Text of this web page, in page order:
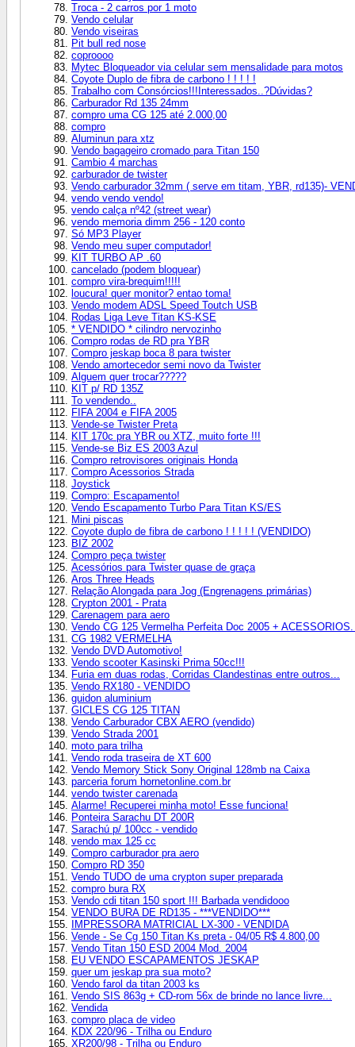
Troca - 2 carros por 1 moto
Vendo celular
Vendo viseiras
Pit bull red nose
coproooo
Mytec Bloqueador via celular sem mensalidade para motos
Coyote Duplo de fibra de carbono ! ! ! ! !
Trabalho com Consórcios!!!Interessados..?Dúvidas?
Carburador Rd 135 24mm
compro uma CG 125 até 2.000,00
compro
Aluminun para xtz
Vendo bagageiro cromado para Titan 150
Cambio 4 marchas
carburador de twister
Vendo carburador 32mm ( serve em titam, YBR, rd135)-
vendo vendo vendo!
vendo calça nº42 (street wear)
vendo memoria dimm 256 - 120 conto
Só MP3 Player
Vendo meu super computador!
KIT TURBO AP .60
cancelado (podem bloquear)
compro vira-brequim!!!!!
loucura! quer monitor? entao toma!
Vendo modem ADSL Speed Toutch USB
Rodas Liga Leve Titan KS-KSE
* VENDIDO * cilindro nervozinho
Compro rodas de RD pra YBR
Compro jeskap boca 8 para twister
Vendo amortecedor semi novo da Twister
Alguem quer trocar?????
KIT p/ RD 135Z
To vendendo..
FIFA 2004 e FIFA 2005
Vende-se Twister Preta
KIT 170c pra YBR ou XTZ, muito forte !!!
Vende-se Biz ES 2003 Azul
Compro retrovisores originais Honda
Compro Acessorios Strada
Joystick
Compro: Escapamento!
Vendo Escapamento Turbo Para Titan KS/ES
Mini piscas
Coyote duplo de fibra de carbono ! ! ! ! ! (VENDIDO)
BIZ 2002
Compro peça twister
Acessórios para Twister quase de graça
Aros Three Heads
Relação Alongada para Jog (Engrenagens primárias)
Crypton 2001 - Prata
Carenagem para aero
Vendo CG 125 Vermelha Perfeita Doc 2005 +
CG 1982 VERMELHA
Vendo DVD Automotivo!
Vendo scooter Kasinski Prima 50cc!!!
Furia em duas rodas, Corridas Clandestinas entre outros...
Vendo RX180 - VENDIDO
guidon aluminium
GICLES CG 125 TITAN
Vendo Carburador CBX AERO (vendido)
Vendo Strada 2001
moto para trilha
Vendo roda traseira de XT 600
Vendo Memory Stick Sony Original 128mb na Caixa
parceria forum hornetonline.com.br
vendo twister carenada
Alarme! Recuperei minha moto! Esse funciona!
Ponteira Sarachu DT 200R
Sarachú p/ 100cc - vendido
vendo max 125 cc
Compro carburador pra aero
Compro RD 350
Vendo TUDO de uma crypton super preparada
compro bura RX
Vendo cdi titan 150 sport !!! Barbada vendidooo
VENDO BURA DE RD135 - ***VENDIDO***
IMPRESSORA MATRICIAL LX-300 - VENDIDA
Vende - Se Cg 150 Titan Ks preta - 04/05 R$ 4.800,00
Vendo Titan 150 ESD 2004 Mod. 2004
EU VENDO ESCAPAMENTOS JESKAP
quer um jeskap pra sua moto?
Vendo farol da titan 2003 ks
Vendo SIS 863g + CD-rom 56x de brinde no lance livre...
Vendida
compro placa de video
KDX 220/96 - Trilha ou Enduro
XR200/98 - Trilha ou Enduro